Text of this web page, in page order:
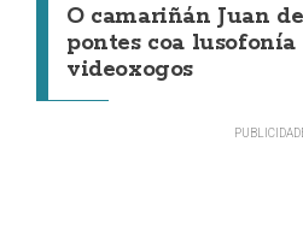
O camariñán Juan
pontes coa lusofonía
videoxogos